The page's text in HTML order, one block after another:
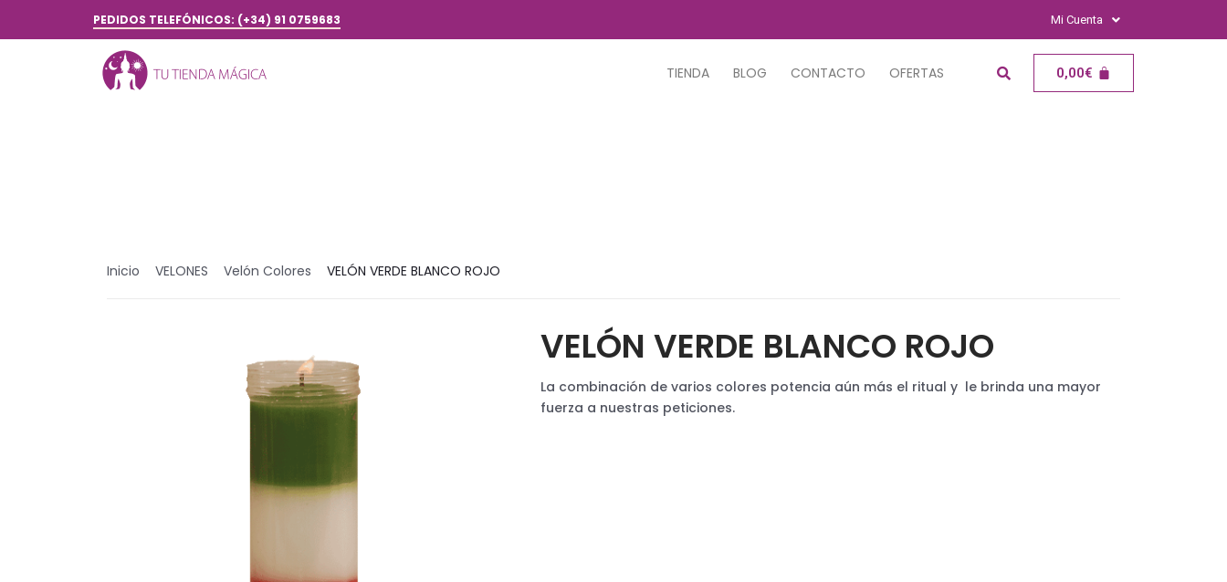
PEDIDOS TELEFÓNICOS: (+34) 91 0759683 Mi Cuenta
TIENDA BLOG CONTACTO OFERTAS 0,00€
Inicio VELONES Velón Colores VELÓN VERDE BLANCO ROJO
VELÓN VERDE BLANCO ROJO
La combinación de varios colores potencia aún más el ritual y le brinda una mayor
fuerza a nuestras peticiones.